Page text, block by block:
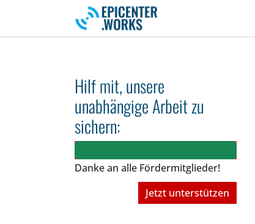
Skip to main navigation
Skip to main content
Skip to page footer
Hilf mit, unsere
unabhängige Arbeit zu
sichern:
Danke an alle Fördermitglieder!
Jetzt unterstützen